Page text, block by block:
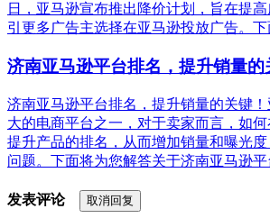
日，亚马逊宣布推出降价计划，旨在提
引更多广告主选择在亚马逊投放广告。下
济南亚马逊平台排名，提升销量的
济南亚马逊平台排名，提升销量的关键
大的电商平台之一，对于卖家而言，如
提升产品的排名，从而增加销量和曝光
问题。下面将为您解答关于济南亚马逊平
发表评论 取消回复